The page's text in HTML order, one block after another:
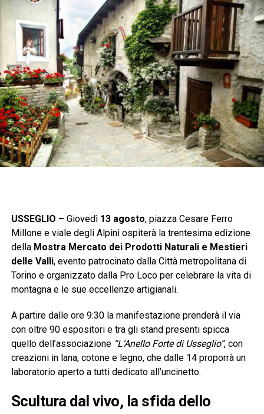
USSEGLIO – Giovedì 13 agosto, piazza Cesare Ferro
Millone e viale degli Alpini ospiterà la trentesima edizione
della Mostra Mercato dei Prodotti Naturali e Mestieri
delle Valli, evento patrocinato dalla Città metropolitana di
Torino e organizzato dalla Pro Loco per celebrare la vita di
montagna e le sue eccellenze artigianali.
A partire dalle ore 9:30 la manifestazione prenderà il via
con oltre 90 espositori e tra gli stand presenti spicca
quello dell’associazione “L’Anello Forte di Usseglio”, con
creazioni in lana, cotone e legno, che dalle 14 proporrà un
laboratorio aperto a tutti dedicato all’uncinetto.
Scultura dal vivo, la sfida dello